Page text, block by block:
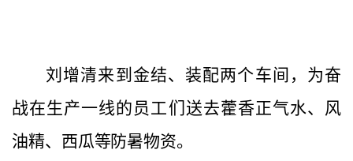
刘增清来到金结、装配两个车间，为奋
战在生产一线的员工们送去藿香正气水、风
油精、西瓜等防暑物资。